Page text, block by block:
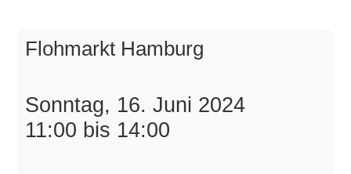
Flohmarkt Hamburg
Sonntag, 16. Juni 2024
11:00 bis 14:00